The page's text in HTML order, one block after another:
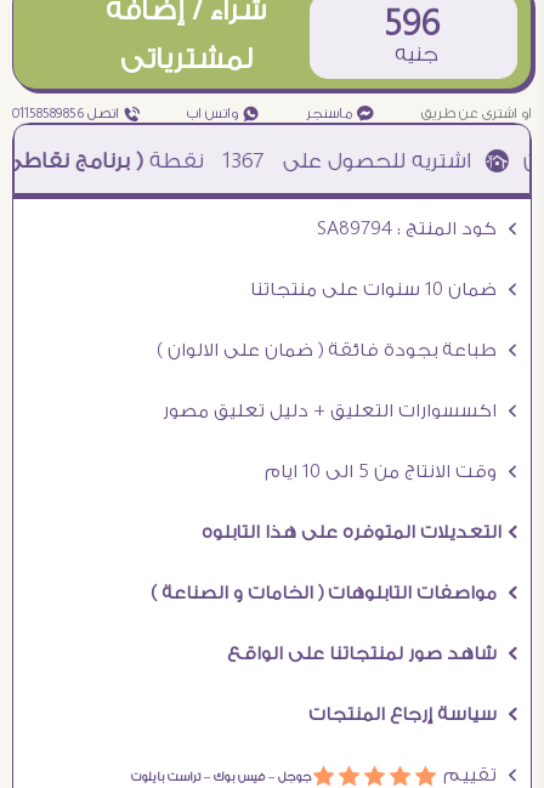
596
جنيه
شراء / إضافة
لمشترياتى
او اشترى عن طريق ¥ ماسنجر ₧ واتس اب ƒ اتصل 01158589856
1367 نقطة ( برنامج نقاطى )à خصم 5% للعملاء الجدد à شحن مجانى عند الشراء ب 4000 جنيه à
Ö كود المنتج : SA89794
Ö ضمان 10 سنوات على منتجاتنا
Ö طباعة بجودة فائقة ( ضمان على الالوان )
Ö اكسسوارات التعليق + دليل تعليق مصور
Ö وقت الانتاج من 5 الى 10 ايام
Ö التعديلات المتوفره على هذا التابلوه
Ö مواصفات التابلوهات ( الخامات و الصناعة )
Ö شاهد صور لمنتجاتنا على الواقع
Ö سياسة إرجاع المنتجات
Ö تقييم áááááجوجل –فيس بوك –تراست بايلوت